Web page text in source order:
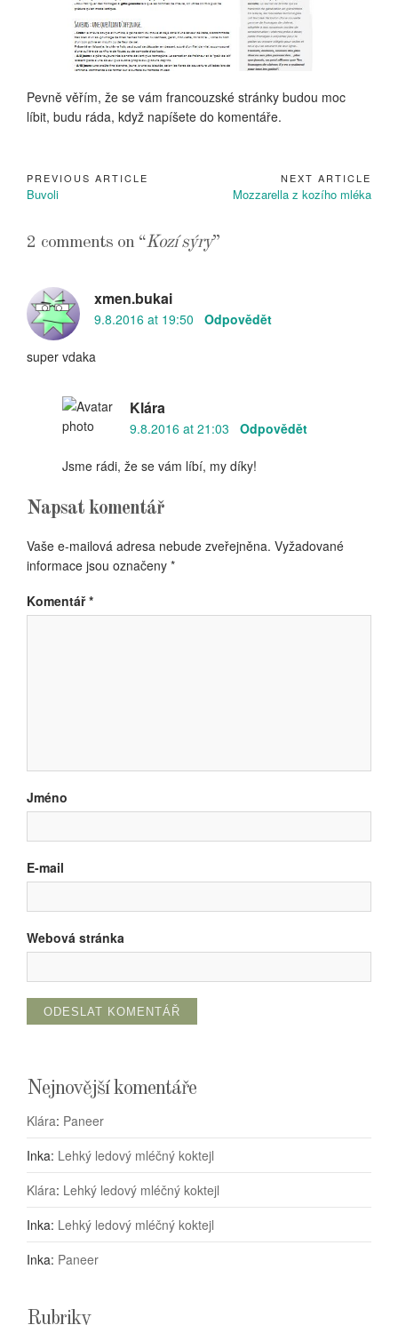
Pevně věřím, že se vám francouzské stránky budou moc
líbit, budu ráda, když napíšete do komentáře.
Navigace
příspěvek
PREVIOUS ARTICLE
Previous
Buvoli
NEXT ARTICLE
Next
Mozzarella z kozího mléka
2 comments on “Kozí sýry”
xmen.bukai
9.8.2016 at 19:50 Odpovědět
super vdaka
Klára
9.8.2016 at 21:03 Odpovědět
Jsme rádi, že se vám líbí, my díky!
Napsat komentář
Vaše e-mailová adresa nebude zveřejněna. Vyžadované
informace jsou označeny *
Komentář*
Jméno
E-mail
Webová stránka
Nejnovější komentáře
Klára: Paneer
Inka: Lehký ledový mléčný koktejl
Klára: Lehký ledový mléčný koktejl
Inka: Lehký ledový mléčný koktejl
Inka: Paneer
Rubriky